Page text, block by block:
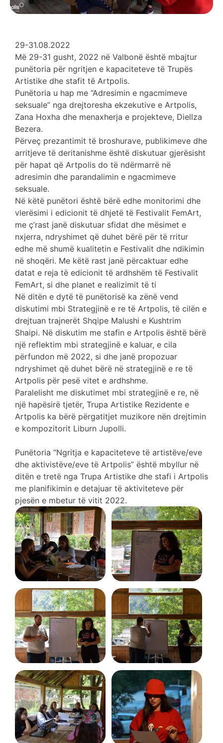
29-31.08.2022
Më 29-31 gusht, 2022 në Valbonë është mbajtur
punëtoria për ngritjen e kapaciteteve të Trupës
Artistike dhe stafit të Artpolis.
Punëtoria u hap me “Adresimin e ngacmimeve
seksuale” nga drejtoresha ekzekutive e Artpolis,
Zana Hoxha dhe menaxherja e projekteve, Diellza
Bezera.
Përveç prezantimit të broshurave, publikimeve dhe
arritjeve të deritanishme është diskutuar gjerësisht
për hapat që Artpolis do të ndërmarrë në
adresimin dhe parandalimin e ngacmimeve
seksuale.
Në këtë punëtori është bërë edhe monitorimi dhe
vlerësimi i edicionit të dhjetë të Festivalit FemArt,
me ç’rast janë diskutuar sfidat dhe mësimet e
nxjerra, ndryshimet që duhet bërë për të rritur
edhe më shumë kualitetin e Festivalit dhe ndikimin
në shoqëri. Me këtë rast janë përcaktuar edhe
datat e reja të edicionit të ardhshëm të Festivalit
FemArt, si dhe planet e realizimit të ti
Në ditën e dytë të punëtorisë ka zënë vend
diskutimi mbi Strategjinë e re të Artpolis, të cilën e
drejtuan trajnerët Shqipe Malushi e Kushtrim
Shaipi. Në diskutim me stafin e Artpolis është bërë
një reflektim mbi strategjinë e kaluar, e cila
përfundon më 2022, si dhe janë propozuar
ndryshimet që duhet bërë në strategjinë e re të
Artpolis për pesë vitet e ardhshme.
Paralelisht me diskutimet mbi strategjinë e re, në
një hapësirë tjetër, Trupa Artistike Rezidente e
Artpolis ka bërë përgatitjet muzikore nën drejtimin
e kompozitorit Liburn Jupolli.
Punëtoria “Ngritja e kapaciteteve të artistëve/eve
dhe aktivistëve/eve të Artpolis” është mbyllur në
ditën e tretë nga Trupa Artistike dhe stafi i Artpolis
me planifikimin e detajuar të aktiviteteve për
pjesën e mbetur të vitit 2022.